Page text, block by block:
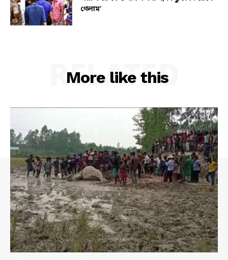
গেলাম’
More like this
RELATED